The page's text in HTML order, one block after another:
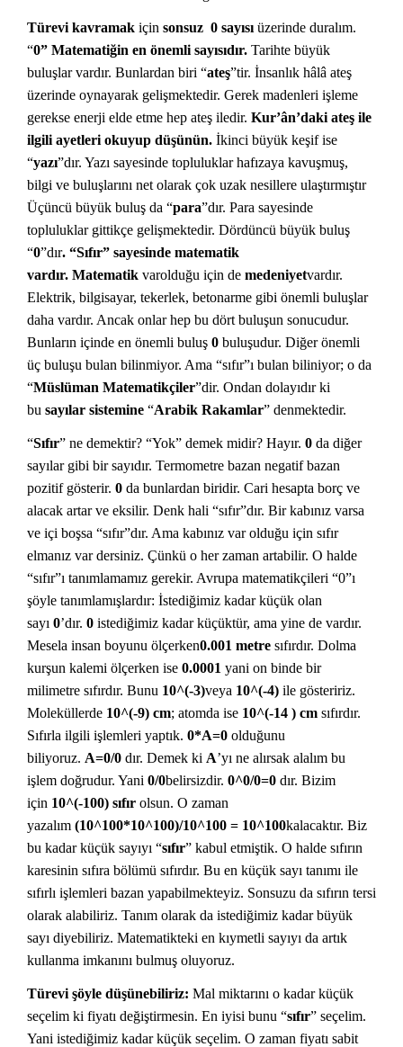
Türevi kavramak için sonsuz 0 sayısı üzerinde duralım.
“0” Matematiğin en önemli sayısıdır. Tarihte büyük
buluşlar vardır. Bunlardan biri “ateş”tir. İnsanlık hâlâ ateş
üzerinde oynayarak gelişmektedir. Gerek madenleri işleme
gerekse enerji elde etme hep ateş iledir. Kur’ân’daki ateş ile
ilgili ayetleri okuyup düşünün. İkinci büyük keşif ise
“yazı”dır. Yazı sayesinde topluluklar hafızaya kavuşmuş,
bilgi ve buluşlarını net olarak çok uzak nesillere ulaştırmıştır
Üçüncü büyük buluş da “para”dır. Para sayesinde
topluluklar gittikçe gelişmektedir. Dördüncü büyük buluş
“0”dır. “Sıfır” sayesinde matematik
vardır. Matematik varolduğu için de medeniyetvardır.
Elektrik, bilgisayar, tekerlek, betonarme gibi önemli buluşlar
daha vardır. Ancak onlar hep bu dört buluşun sonucudur.
Bunların içinde en önemli buluş 0 buluşudur. Diğer önemli
üç buluşu bulan bilinmiyor. Ama “sıfır”ı bulan biliniyor; o da
“Müslüman Matematikçiler”dir. Ondan dolayıdır ki
bu sayılar sistemine “Arabik Rakamlar” denmektedir.
“Sıfır” ne demektir? “Yok” demek midir? Hayır. 0 da diğer
sayılar gibi bir sayıdır. Termometre bazan negatif bazan
pozitif gösterir. 0 da bunlardan biridir. Cari hesapta borç ve
alacak artar ve eksilir. Denk hali “sıfır”dır. Bir kabınız varsa
ve içi boşsa “sıfır”dır. Ama kabınız var olduğu için sıfır
elmanız var dersiniz. Çünkü o her zaman artabilir. O halde
“sıfır”ı tanımlamamız gerekir. Avrupa matematikçileri “0”ı
şöyle tanımlamışlardır: İstediğimiz kadar küçük olan
sayı 0’dır. 0 istediğimiz kadar küçüktür, ama yine de vardır.
Mesela insan boyunu ölçerken0.001 metre sıfırdır. Dolma
kurşun kalemi ölçerken ise 0.0001 yani on binde bir
milimetre sıfırdır. Bunu 10^(-3)veya 10^(-4) ile gösteririz.
Moleküllerde 10^(-9) cm; atomda ise 10^(-14 ) cm sıfırdır.
Sıfırla ilgili işlemleri yaptık. 0*A=0 olduğunu
biliyoruz. A=0/0 dır. Demek ki A’yı ne alırsak alalım bu
işlem doğrudur. Yani 0/0belirsizdir. 0^0/0=0 dır. Bizim
için 10^(-100) sıfır olsun. O zaman
yazalım (10^100*10^100)/10^100 = 10^100kalacaktır. Biz
bu kadar küçük sayıyı “sıfır” kabul etmiştik. O halde sıfırın
karesinin sıfıra bölümü sıfırdır. Bu en küçük sayı tanımı ile
sıfırlı işlemleri bazan yapabilmekteyiz. Sonsuzu da sıfırın tersi
olarak alabiliriz. Tanım olarak da istediğimiz kadar büyük
sayı diyebiliriz. Matematikteki en kıymetli sayıyı da artık
kullanma imkanını bulmuş oluyoruz.
Türevi şöyle düşünebiliriz: Mal miktarını o kadar küçük
seçelim ki fiyatı değiştirmesin. En iyisi bunu “sıfır” seçelim.
Yani istediğimiz kadar küçük seçelim. O zaman fiyatı sabit